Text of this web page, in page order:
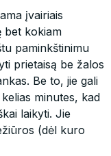
įvairiais
bet kokiam
paminkštinimu
prietaisą be žalos
Be to, jie gali
minutes, kad
laikyti. Jie
(dėl kuro